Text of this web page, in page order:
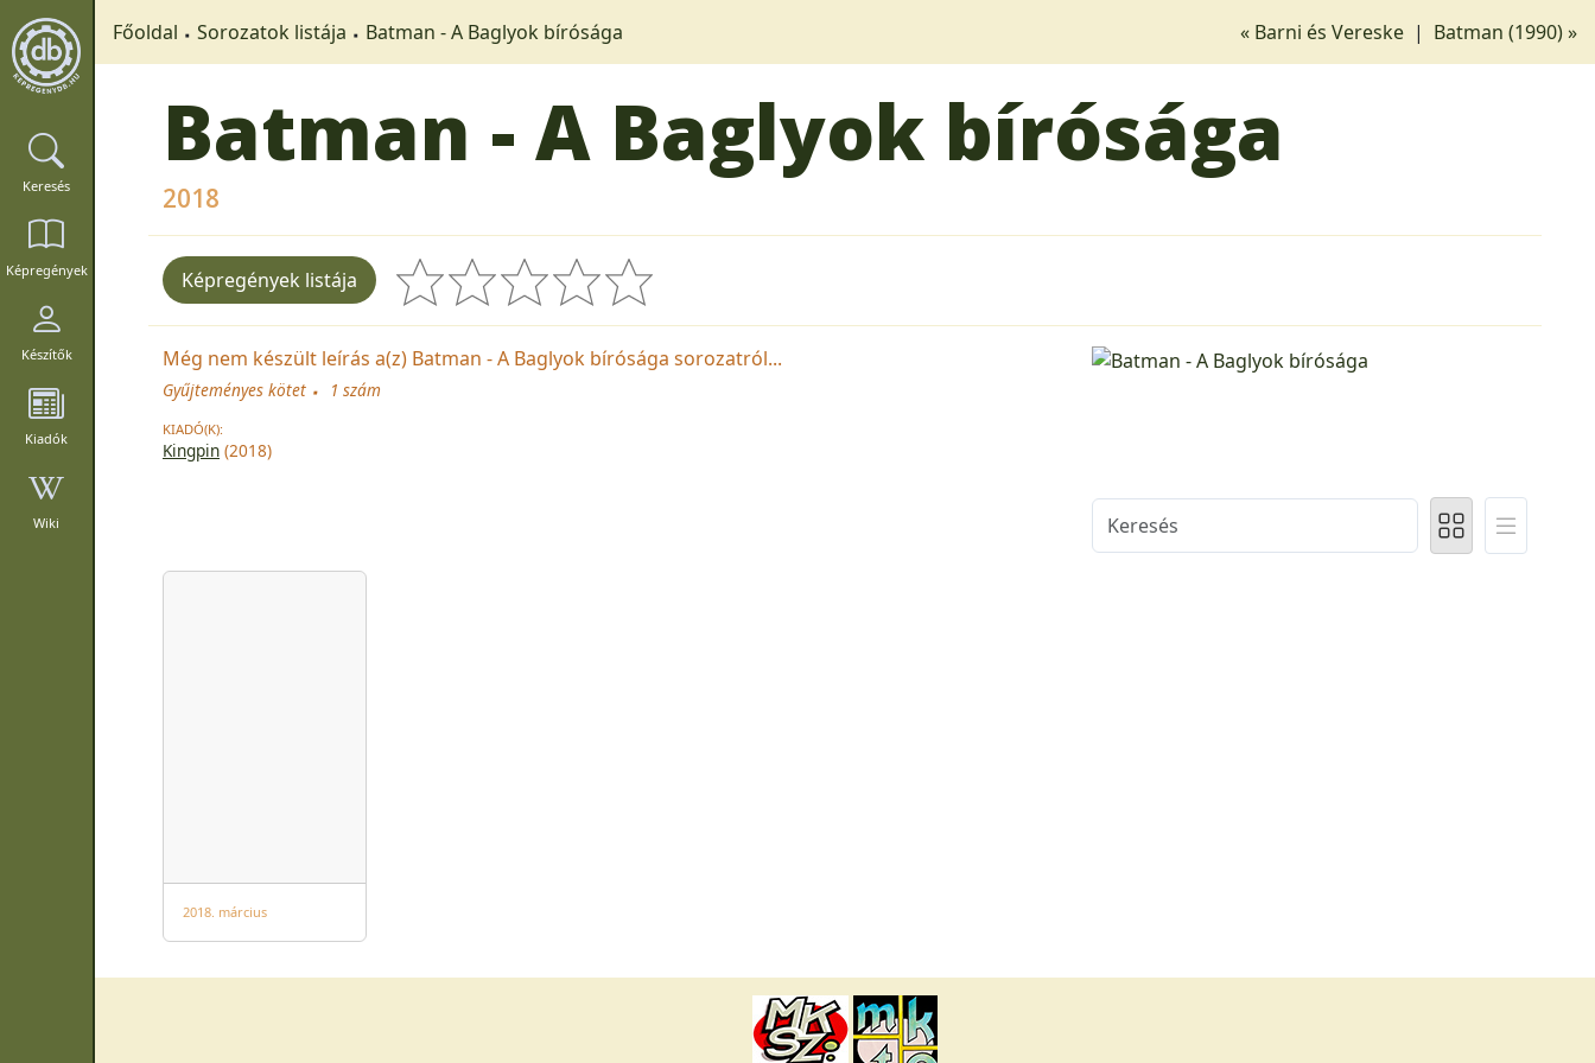
Keresés
Képregények
Készítők
Kiadók
Wiki
Főoldal Sorozatok listája Batman - A Baglyok bírósága « Barni és Vereske | Batman (1990) »
Batman - A Baglyok bírósága
2018
Képregények listája
Még nem készült leírás a(z) Batman - A Baglyok bírósága sorozatról...
Gyűjteményes kötet 1 szám
KIADÓ(K):
Kingpin (2018)
2018. március